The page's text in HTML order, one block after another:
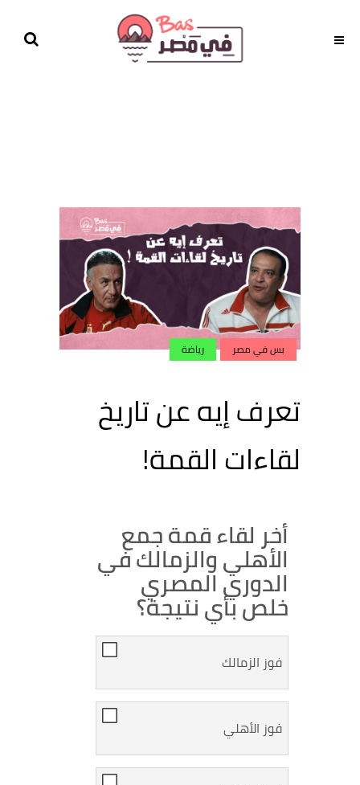
بس في مصر رياضة
تعرف إيه عن تاريخ
لقاءات القمة!
أخر لقاء قمة جمع
الأهلي والزمالك في
الدوري المصري
خلص بأي نتيجة؟
فوز الزمالك
فوز الأهلي